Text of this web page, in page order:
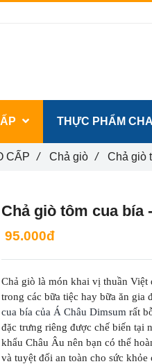
Chả giò tôm cua bía
95.000đ
Chả giò là món khai vị thuần
trong các bữa tiệc hay bữa ăn gia
cua bía của Á Châu Dimsum rất
đặc trưng riêng được chế biến tại
khẩu Châu Âu nên bạn có thể
và tuyệt đối an toàn cho sức
CẤP / Chả giò / Chả giò
THỰC PHẨM